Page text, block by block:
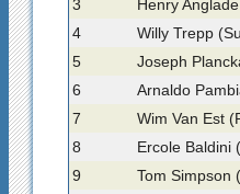
3
Henry
4
Willy Trepp
5
Joseph
6
Arnaldo
7
Wim Van Est
8
Ercole Baldini
9
Tom Simpson